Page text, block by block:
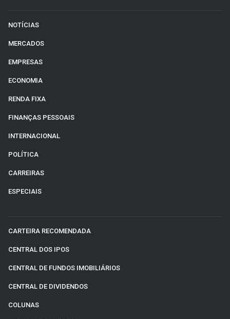
NOTÍCIAS
MERCADOS
EMPRESAS
ECONOMIA
RENDA FIXA
FINANÇAS PESSOAIS
INTERNACIONAL
POLÍTICA
CARREIRAS
ESPECIAIS
CARTEIRA RECOMENDADA
CENTRAL DOS IPOS
CENTRAL DE FUNDOS IMOBILIÁRIOS
CENTRAL DE DIVIDENDOS
COLUNAS